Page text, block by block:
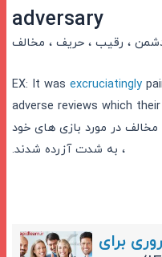
adversary
، رقیب ، حریف ، مخالف
EX: It wasexcruciatingly
adverse reviews which
در مورد بازی های خود
، به شدت آزرده شدند.
برای